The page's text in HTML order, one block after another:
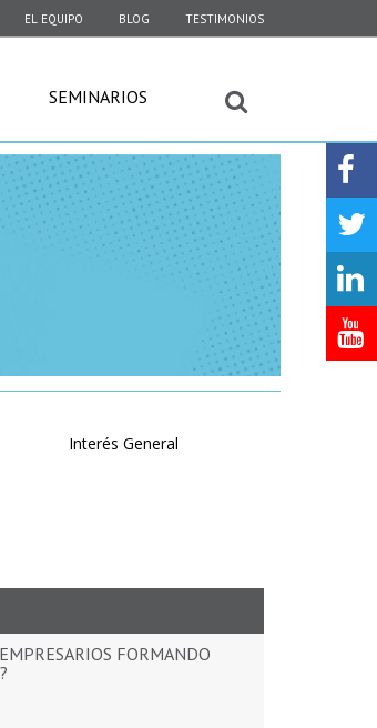
EL EQUIPO BLOG TESTIMONIOS
SEMINARIOS
Interés General
FORMANDO